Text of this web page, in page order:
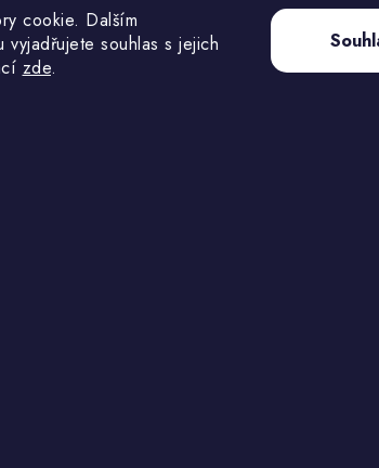
cookie. Dalším
souhlas s jejich
zde.
miska plastová. Hnízdní miska